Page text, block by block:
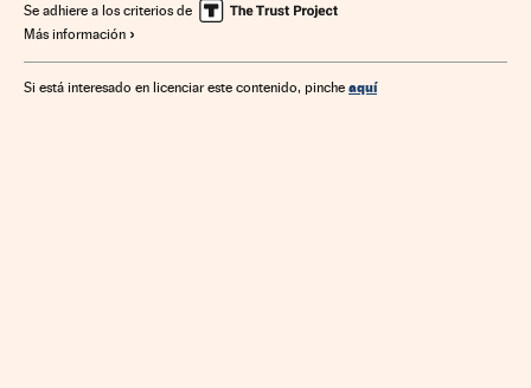
Se adhiere a los criterios de
Más información
Si está interesado en licenciar este contenido, pinche aquí